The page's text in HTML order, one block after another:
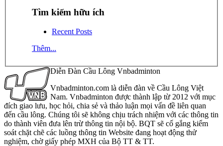
Tìm kiếm hữu ích
Recent Posts
Thêm...
Diễn Đàn Cầu Lông Vnbadminton
Vnbadminton.com là diễn đàn về Cầu Lông Việt
Nam. Vnbadminton được thành lập từ 2012 với mục
đích giao lưu, học hỏi, chia sẻ và thảo luận mọi vấn đề liên quan
đến cầu lông. Chúng tôi sẽ không chịu trách nhiệm với các thông tin
do thành viên đưa lên trừ thông tin nội bộ. BQT sẽ cố gắng kiểm
soát chặt chẽ các luồng thông tin Website đang hoạt động thử
nghiệm, chờ giấy phép MXH của Bộ TT & TT.